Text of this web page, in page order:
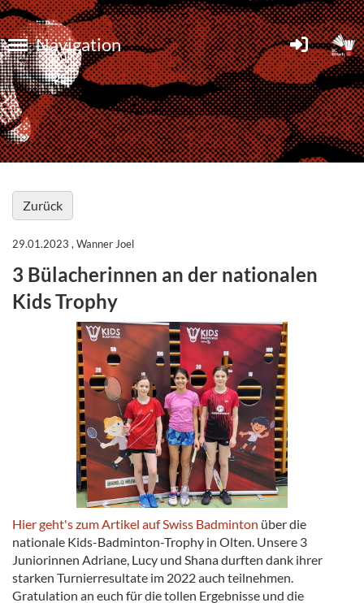
Navigation
Zurück
29.01.2023 , Wanner Joel
3 Bülacherinnen an der nationalen
Kids Trophy
Hier geht's zum Artikel auf Swiss Badminton über die
nationale Kids-Badminton-Trophy in Olten. Unsere 3
Juniorinnen Adriane, Lucy und Shana durften dank ihrer
starken Turnierresultate im 2022 auch teilnehmen.
Gratulation an euch für die tollen Ergebnisse und die